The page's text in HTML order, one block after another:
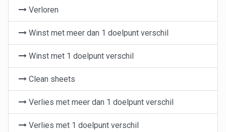
Verloren
Winst met meer dan 1 doelpunt verschil
Winst met 1 doelpunt verschil
Clean sheets
Verlies met meer dan 1 doelpunt verschil
Verlies met 1 doelpunt verschil